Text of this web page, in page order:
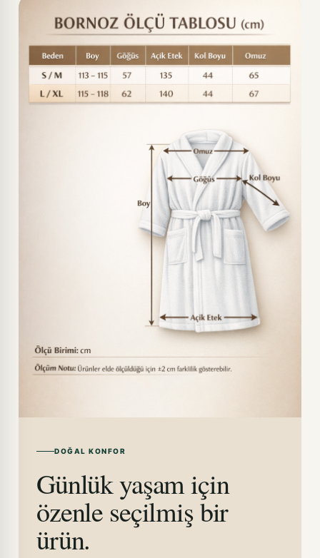
DOĞAL KONFOR
Günlük yaşam için
özenle seçilmiş bir
ürün.